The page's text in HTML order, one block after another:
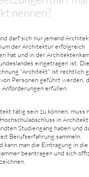
nennen?
darf sich nur jemand
der Architektur erfolgreich
hat und in der
eingetragen ist. Die
"Architekt" ist rechtlich
Personen geführt werden,
Anforderungen erfüllen.
tätig sein zu können, muss
in
Studiengang haben und
Berufserfahrung sammeln.
kann man die Eintragung in die
beantragen und sich